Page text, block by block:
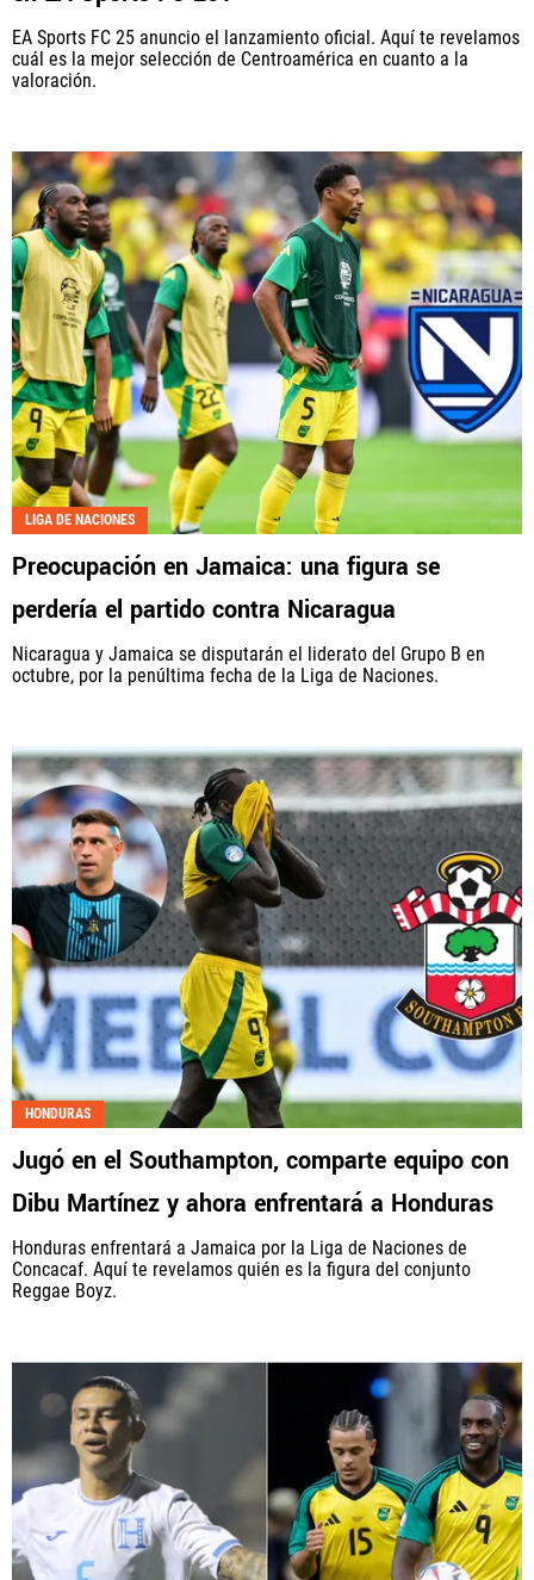
EA Sports FC 25 anuncio el lanzamiento oficial. Aquí te revelamos
cuál es la mejor selección de Centroamérica en cuanto a la
valoración.
LIGA DE NACIONES
Preocupación en Jamaica: una figura se
perdería el partido contra Nicaragua
Nicaragua y Jamaica se disputarán el liderato del Grupo B en
octubre, por la penúltima fecha de la Liga de Naciones.
HONDURAS
Jugó en el Southampton, comparte equipo con
Dibu Martínez y ahora enfrentará a Honduras
Honduras enfrentará a Jamaica por la Liga de Naciones de
Concacaf. Aquí te revelamos quién es la figura del conjunto
Reggae Boyz.